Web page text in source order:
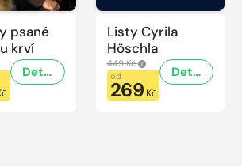
psané
krví
Detail
Listy Cyrila
Höschla
449 Kč
od
269 Kč
Detail